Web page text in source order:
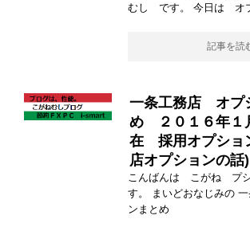
むし です。 今日は オ
記事を読
一条工務店 オプ
め ２０１６年１
在 採用オプショ
店オプションの話)
こんばんは こがね プ
す。 まいどおなじみの
ンまとめ